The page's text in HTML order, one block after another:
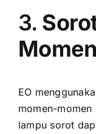
3.
EO
momen-
lampu sorot